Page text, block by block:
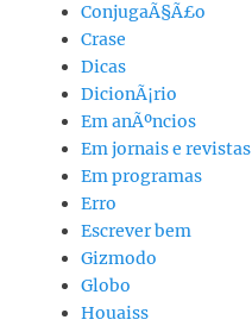
ConjugaÃ§Ã£o
Crase
Dicas
DicionÃ¡rio
Em anÃºncios
Em jornais e revistas
Em programas
Erro
Escrever bem
Gizmodo
Globo
Houaiss